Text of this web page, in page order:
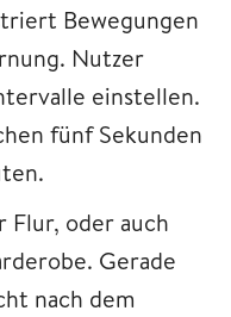
Bewegungen
Nutzer
einstellen.
fünf Sekunden
Flur, oder auch
Gerade
nach dem